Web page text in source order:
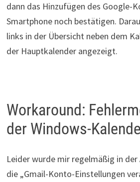
dann das Hinzufügen des Google-
Smartphone noch bestätigen.
links in der Übersicht neben dem
der Hauptkalender angezeigt.
Workaround:
der Windows-
Leider wurde mir regelmäßig in der
die „Gmail-Konto-Einstellungen